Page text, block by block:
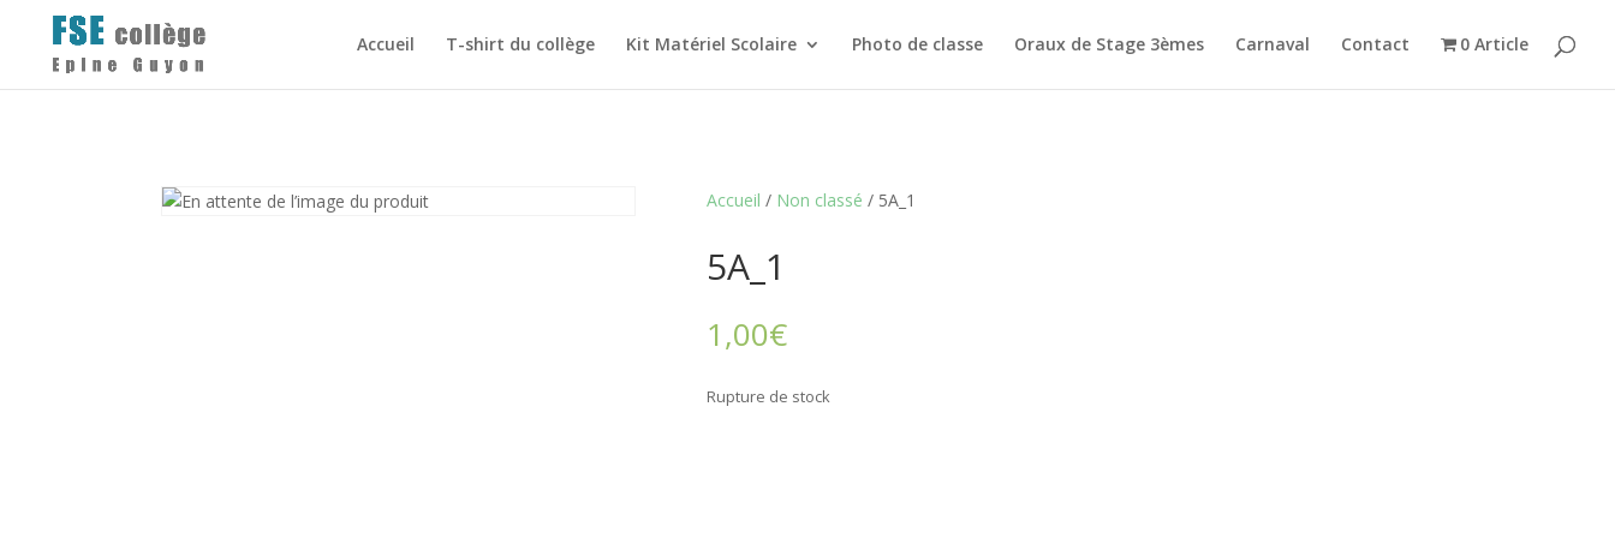
Accueil T-shirt du collège Kit Matériel Scolaire Photo de classe Oraux de Stage 3èmes Carnaval Contact 0 Article
Accueil / Non classé / 5A_1
5A_1
1,00€
Rupture de stock